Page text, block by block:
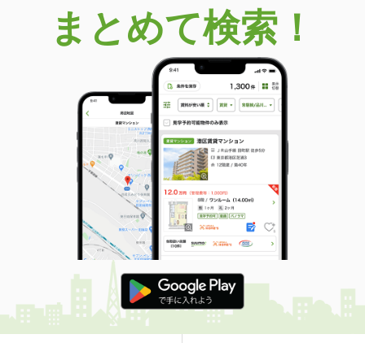
まとめて検索！